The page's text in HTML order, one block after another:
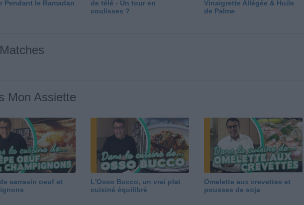
Pendant le Ramadan
de télé - Un tour en
coulisses ?
Vinaigrette Allégée & Huile
de Palme
Mon Assiette
sarrasin oeuf et
L'Osso Bucco, un vrai plat
cuisiné équilibré
Omelette aux crevettes et
pousses de soja